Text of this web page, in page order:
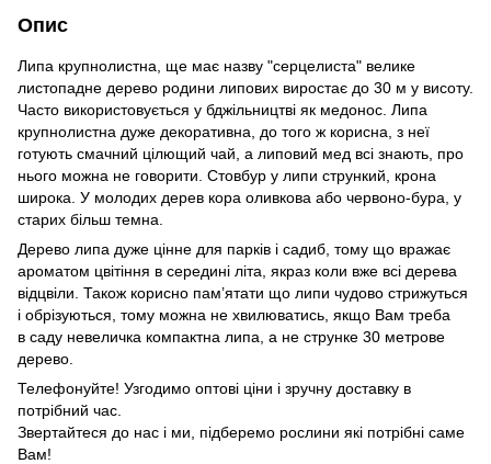
Опис
Липа крупнолистна, ще має назву "серцелиста" велике
листопадне дерево родини липових виростає до 30 м у висоту.
Часто використовується у бджільництві як медонос. Липа
крупнолистна дуже декоративна, до того ж корисна, з неї
готують смачний цілющий чай, а липовий мед всі знають, про
нього можна не говорити. Стовбур у липи стрункий, крона
широка. У молодих дерев кора оливкова або червоно-бура, у
старих більш темна.
Дерево липа дуже цінне для парків і садиб, тому що вражає
ароматом цвітіння в середині літа, якраз коли вже всі дерева
відцвіли. Також корисно пам’ятати що липи чудово стрижуться
і обрізуються, тому можна не хвилюватись, якщо Вам треба
в саду невеличка компактна липа, а не струнке 30 метрове
дерево.
Телефонуйте! Узгодимо оптові ціни і зручну доставку в
потрібний час.
Звертайтеся до нас і ми, підберемо рослини які потрібні саме
Вам!